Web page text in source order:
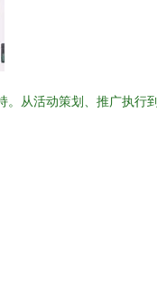
从活动策划、推广执行